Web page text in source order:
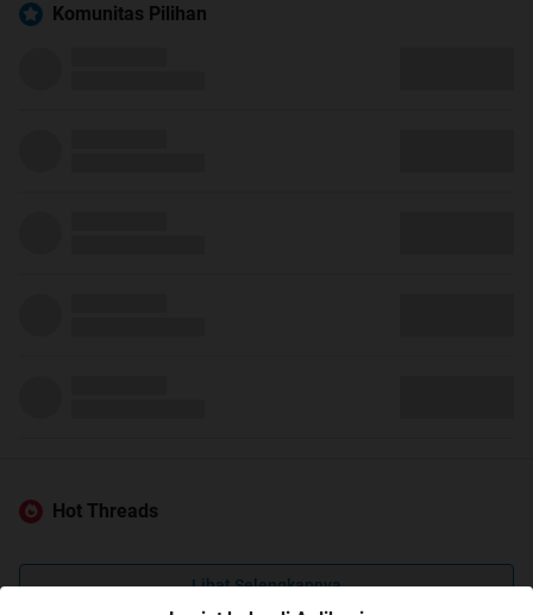
Komunitas Pilihan
Hot Threads
Lihat Selengkapnya